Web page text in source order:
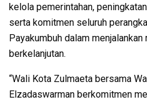
kelola pemerintahan,
serta komitmen seluruh
Payakumbuh dalam
berkelanjutan.
“Wali Kota Zulmaeta bersama
Elzadaswarman berkomitmen